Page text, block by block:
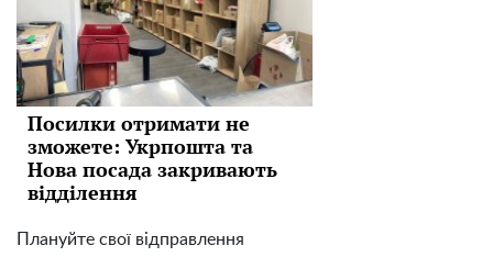
Посилки отримати не
зможете: Укрпошта та
Нова посада закривають
відділення
Плануйте свої відправлення